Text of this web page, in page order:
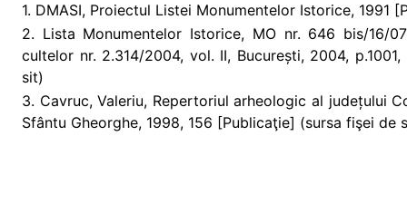
1. DMASI, Proiectul Listei Monumentelor Istorice, 1991
2. Lista Monumentelor Istorice, MO nr. 646 bis/16/
cultelor nr. 2.314/2004, vol. II, București, 2004,
sit)
3. Cavruc, Valeriu, Repertoriul arheologic al județului
Sfântu Gheorghe, 1998, 156 [Publicaţie] (sursa fişei de